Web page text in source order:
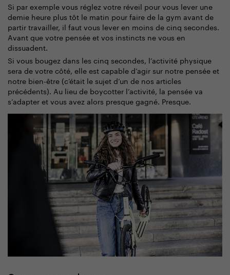
Si par exemple vous réglez votre réveil pour vous lever une
demie heure plus tôt le matin pour faire de la gym avant de
partir travailler, il faut vous lever en moins de cinq secondes.
Avant que votre pensée et vos instincts ne vous en
dissuadent.
Si vous bougez dans les cinq secondes, l’activité physique
sera de votre côté, elle est capable d’agir sur notre pensée et
notre bien-être (c’était le sujet d’un de nos articles
précédents). Au lieu de boycotter l’activité, la pensée va
s’adapter et vous avez alors presque gagné. Presque.